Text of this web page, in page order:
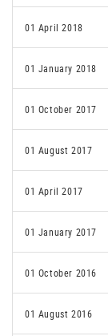
01 April 2018
01 January 2018
01 October 2017
01 August 2017
01 April 2017
01 January 2017
01 October 2016
01 August 2016